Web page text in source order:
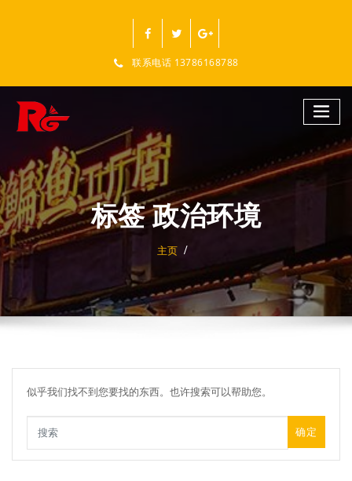
联系电话 13786168788
标签 政治环境
主页
似乎我们找不到您要找的东西。也许搜索可以帮助您。
确定